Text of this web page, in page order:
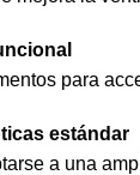
para
estándar
a una